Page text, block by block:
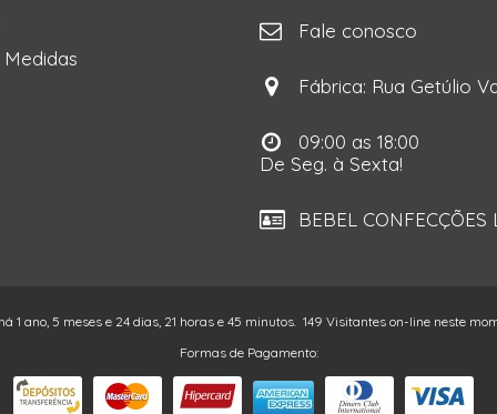
Medidas
Fale conosco
Fábrica: Rua Getúlio
09:00 as 18:00
De Seg. à Sexta!
BEBEL
1 ano, 5 meses e 24 dias, 21 horas e 45 minutos. 149 Visitantes on-line neste
Formas de Pagamento: